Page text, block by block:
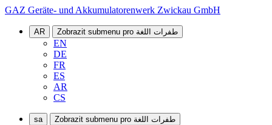
GAZ Geräte- und Akkumulatorenwerk Zwickau GmbH
AR Zobrazit submenu pro طفرات اللغة
EN
DE
FR
ES
AR
CS
sa Zobrazit submenu pro طفرات اللغة